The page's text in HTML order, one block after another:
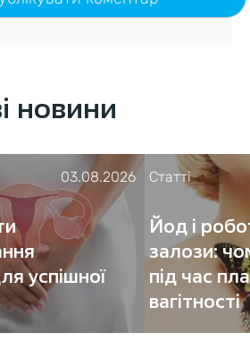
новини
03.08.2026
успішної
Статті
Йод і
залози:
під час
вагітності